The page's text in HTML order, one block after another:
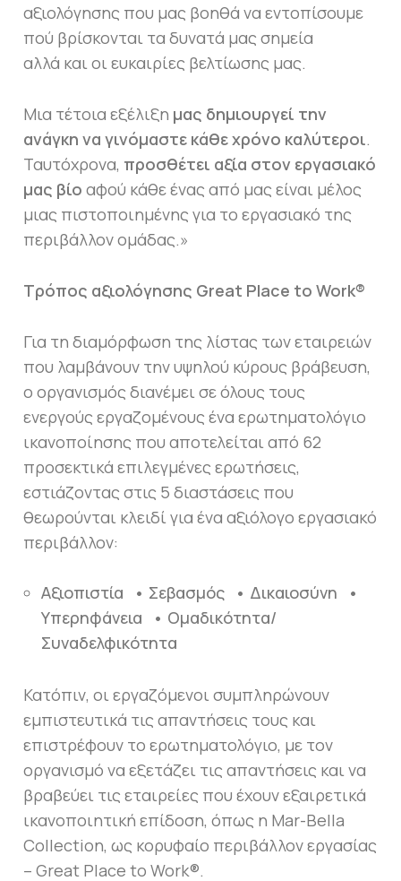
αξιολόγησης που μας βοηθά να εντοπίσουμε
πού βρίσκονται τα δυνατά μας σημεία
αλλά και οι ευκαιρίες βελτίωσης μας.
Μια τέτοια εξέλιξη μας δημιουργεί την
ανάγκη να γινόμαστε κάθε χρόνο καλύτεροι.
Ταυτόχρονα, προσθέτει αξία στον εργασιακό
μας βίο αφού κάθε ένας από μας είναι μέλος
μιας πιστοποιημένης για το εργασιακό της
περιβάλλον ομάδας.»
Τρόπος αξιολόγησης Great Place to Work®
Για τη διαμόρφωση της λίστας των εταιρειών
που λαμβάνουν την υψηλού κύρους βράβευση,
ο οργανισμός διανέμει σε όλους τους
ενεργούς εργαζομένους ένα ερωτηματολόγιο
ικανοποίησης που αποτελείται από 62
προσεκτικά επιλεγμένες ερωτήσεις,
εστιάζοντας στις 5 διαστάσεις που
θεωρούνται κλειδί για ένα αξιόλογο εργασιακό
περιβάλλον:
Αξιοπιστία • Σεβασμός • Δικαιοσύνη •
Υπερηφάνεια • Ομαδικότητα/
Συναδελφικότητα
Κατόπιν, οι εργαζόμενοι συμπληρώνουν
εμπιστευτικά τις απαντήσεις τους και
επιστρέφουν το ερωτηματολόγιο, με τον
οργανισμό να εξετάζει τις απαντήσεις και να
βραβεύει τις εταιρείες που έχουν εξαιρετικά
ικανοποιητική επίδοση, όπως η Mar-Bella
Collection, ως κορυφαίο περιβάλλον εργασίας
– Great Place to Work®.